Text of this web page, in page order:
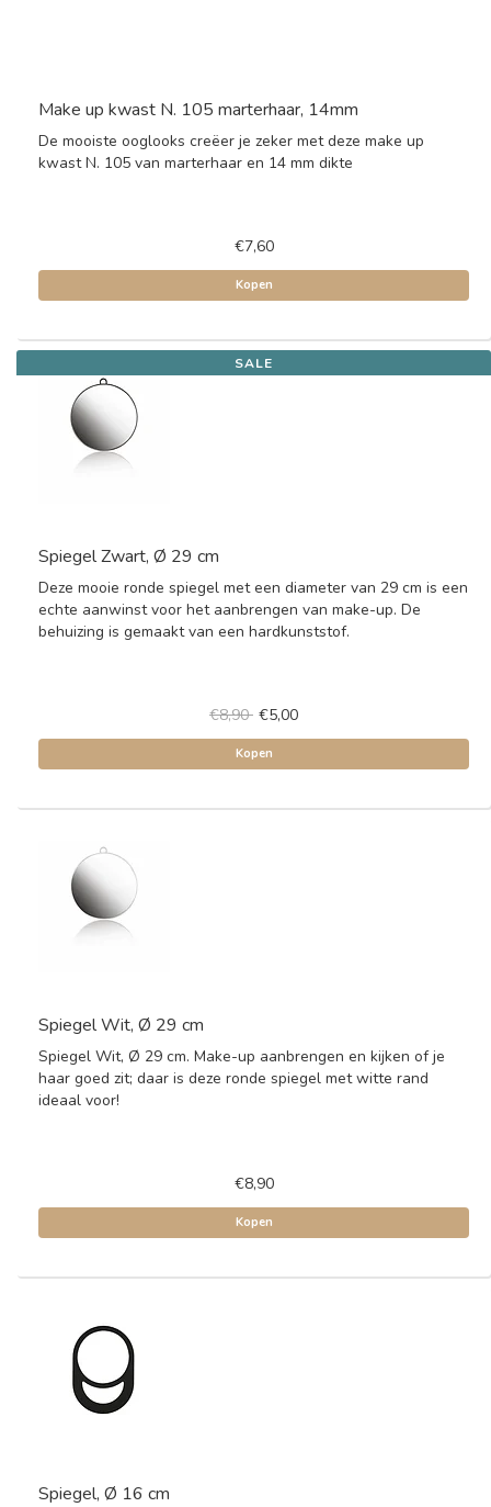
Make up kwast N. 105 marterhaar, 14mm
De mooiste ooglooks creëer je zeker met deze make up
kwast N. 105 van marterhaar en 14 mm dikte
€7,60
Kopen
SALE
Spiegel Zwart, Ø 29 cm
Deze mooie ronde spiegel met een diameter van 29 cm is een
echte aanwinst voor het aanbrengen van make-up. De
behuizing is gemaakt van een hardkunststof.
€8,90 €5,00
Kopen
Spiegel Wit, Ø 29 cm
Spiegel Wit, Ø 29 cm. Make-up aanbrengen en kijken of je
haar goed zit; daar is deze ronde spiegel met witte rand
ideaal voor!
€8,90
Kopen
Spiegel, Ø 16 cm